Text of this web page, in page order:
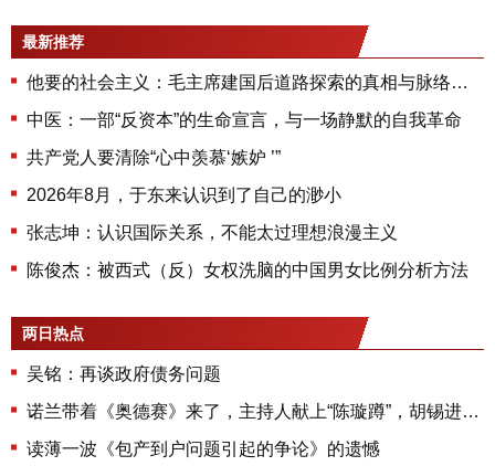
最新推荐
他要的社会主义：毛主席建国后道路探索的真相与脉络（3）——实践检验与理论升华
中医：一部“反资本”的生命宣言，与一场静默的自我革命
共产党人要清除“心中羡慕‘嫉妒 ’”
2026年8月，于东来认识到了自己的渺小
张志坤：认识国际关系，不能太过理想浪漫主义
陈俊杰：被西式（反）女权洗脑的中国男女比例分析方法
两日热点
吴铭：再谈政府债务问题
诺兰带着《奥德赛》来了，主持人献上“陈璇蹲”，胡锡进为圈层发声，中国人民在心里站起来了吗？
读薄一波《包产到户问题引起的争论》的遗憾